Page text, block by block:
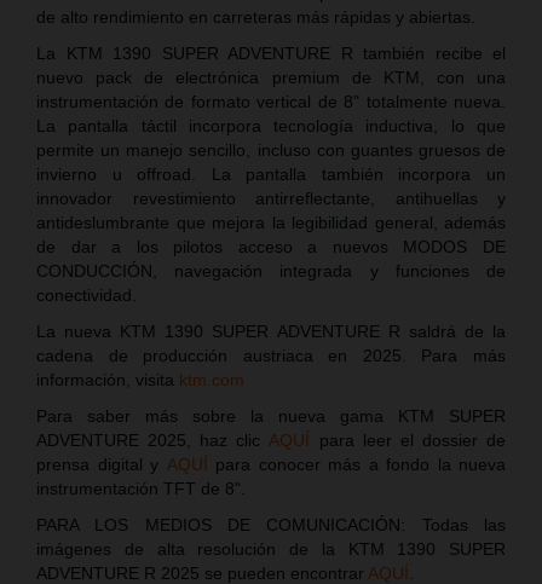
de alto rendimiento en carreteras más rápidas y abiertas.
La KTM 1390 SUPER ADVENTURE R también recibe el
nuevo pack de electrónica premium de KTM, con una
instrumentación de formato vertical de 8" totalmente nueva.
La pantalla táctil incorpora tecnología inductiva, lo que
permite un manejo sencillo, incluso con guantes gruesos de
invierno u offroad. La pantalla también incorpora un
innovador revestimiento antirreflectante, antihuellas y
antideslumbrante que mejora la legibilidad general, además
de dar a los pilotos acceso a nuevos MODOS DE
CONDUCCIÓN, navegación integrada y funciones de
conectividad.
La nueva KTM 1390 SUPER ADVENTURE R saldrá de la
cadena de producción austriaca en 2025. Para más
información, visita ktm.com
Para saber más sobre la nueva gama KTM SUPER
ADVENTURE 2025, haz clic AQUÍ
para leer el dossier de
prensa digital y AQUÍ para conocer más a fondo la nueva
instrumentación TFT de 8".
PARA LOS MEDIOS DE COMUNICACIÓN: Todas las
imágenes de alta resolución de la KTM 1390 SUPER
ADVENTURE R 2025 se pueden encontrar AQUÍ